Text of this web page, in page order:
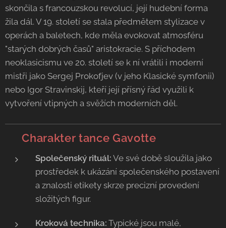
skončila s francouzskou revolucí, její hudební forma
žila dál. V 19. století se stala předmětem stylizace v
operách a baletech, kde měla evokovat atmosféru
"starých dobrých časů" aristokracie. S příchodem
neoklasicismu ve 20. století se k ní vrátili i moderní
mistři jako Sergej Prokofjev (v jeho Klasické symfonii)
nebo Igor Stravinskij, kteří její přísný řád využili k
vytvoření vtipných a svěžích moderních děl.
💃 Charakter tance Gavotte
Společenský rituál: Ve své době sloužila jako
prostředek k ukázání společenského postavení
a znalosti etikety skrze precizní provedení
složitých figur.
Kroková technika: Typické jsou malé,